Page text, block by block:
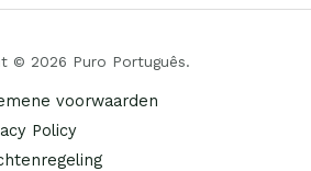
© 2026 Puro Português.
voorwaarden
Policy